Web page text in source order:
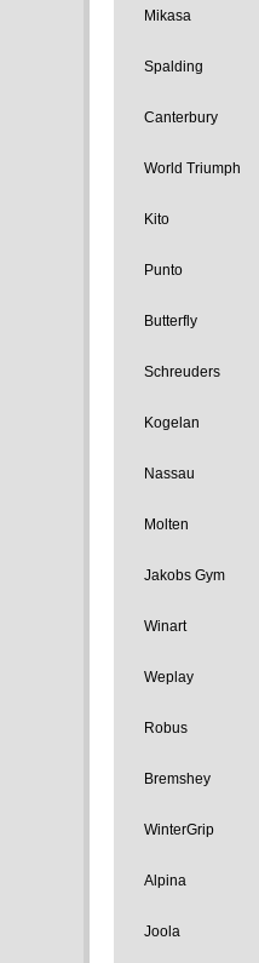
Mikasa
Spalding
Canterbury
World Triumph
Kito
Punto
Butterfly
Schreuders
Kogelan
Nassau
Molten
Jakobs Gym
Winart
Weplay
Robus
Bremshey
WinterGrip
Alpina
Joola